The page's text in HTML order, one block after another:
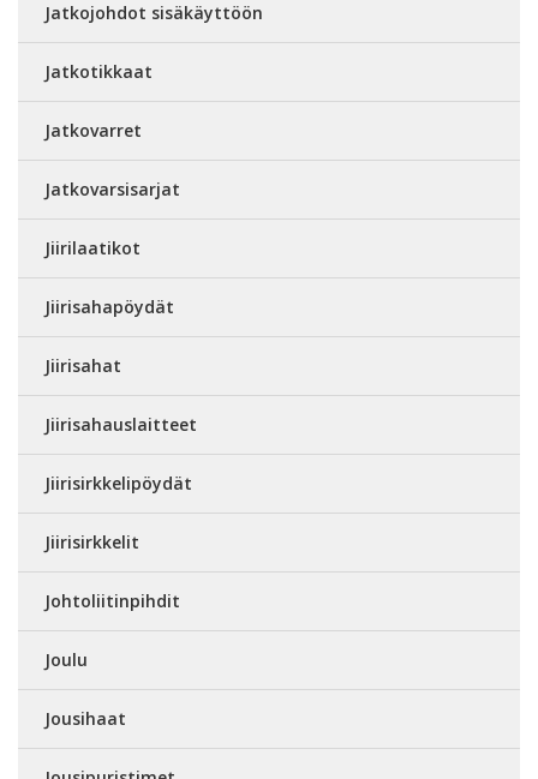
Jatkojohdot sisäkäyttöön
Jatkotikkaat
Jatkovarret
Jatkovarsisarjat
Jiirilaatikot
Jiirisahapöydät
Jiirisahat
Jiirisahauslaitteet
Jiirisirkkelipöydät
Jiirisirkkelit
Johtoliitinpihdit
Joulu
Jousihaat